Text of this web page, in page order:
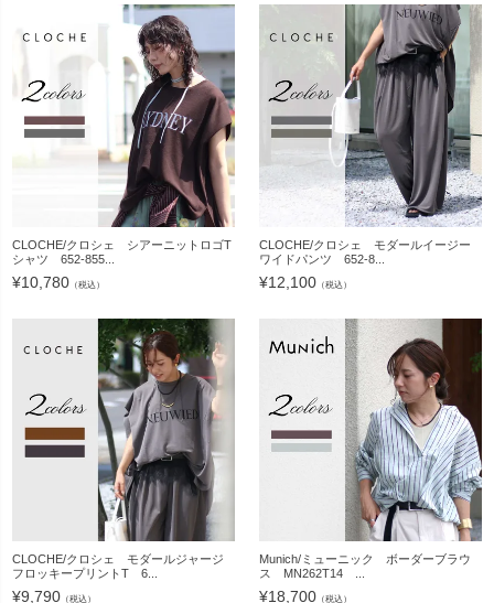
CLOCHE/クロシェ シアーニットロゴT
シャツ 652-855...
¥10,780 （税込）
CLOCHE/クロシェ モダールイージー
ワイドパンツ 652-8...
¥12,100 （税込）
CLOCHE/クロシェ モダールジャージ
フロッキープリントT 6...
¥9,790 （税込）
Munich/ミューニック ボーダーブラウ
ス MN262T14 ...
¥18,700 （税込）